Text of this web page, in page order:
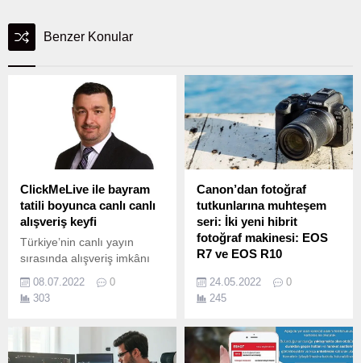
Benzer Konular
ClickMeLive ile bayram
tatili boyunca canlı canlı
alışveriş keyfi
Türkiye’nin canlı yayın
sırasında alışveriş imkânı
sunan ilk video alışveriş
platformu ClickMeLive’a
bayram tatili yok!
alışveriş keyfi yaşatmak için
Türkiye’nin en gözde tatil
08.07.2022
0
303
Canon’dan fotoğraf
tutkunlarına muhteşem
seri: İki yeni hibrit
fotoğraf makinesi: EOS
R7 ve EOS R10
Görüntüleme teknolojileri
lideri Canon; içerik
üreticilerin ve amatör
keşfetmelerini ve yeni
yaratıcılık seviyelerine
24.05.2022
0
245